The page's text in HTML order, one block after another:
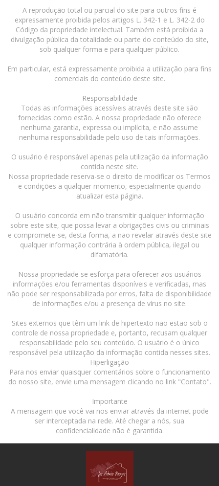
A reprodução total ou parcial do site para outros fins é
expressamente proibida pelos artigos L. 342-1 e L. 342-2 do
Código da propriedade intelectual. Também está proibida a
divulgação pública da totalidade ou parte do conteúdo do site,
sob qualquer forma e para qualquer público.
Em particular, está expressamente proibida a utilização para fins
comerciais do conteúdo deste site.
Responsabilidade
Todas as informações acessíveis através deste site são
fornecidas como estão. A nossa propriedade não oferece
nenhuma garantia, expressa ou implícita, e não assume
nenhuma responsabilidade pelo uso de tais informações.
O usuário é responsável apenas pela utilização da informação
contida neste site.
Nossa propriedade reserva-se o direito de modificar os Termos
e condições a qualquer momento, especialmente quando
atualizar esta página.
O usuário concorda em não transmitir qualquer informação
sobre este site, que possa levar a obrigações civis ou criminais
e compromete-se, desta forma, a não revelar através deste site
qualquer informação contrária à ordem pública, ilegal ou
difamatória.
Nossa propriedade se esforça para oferecer aos usuários
informações e/ou ferramentas disponíveis e verificadas, mas
não pode ser responsabilizada por erros, falta de disponibilidade
de informações e/ou a presença de vírus no site.
Sites externos que têm um link de hipertexto não estão sob o
controle de nossa propriedade e, portanto, recusam qualquer
responsabilidade pelo seu conteúdo. O usuário é o único
responsável pela utilização da informação contida nesses sites.
Hiperligação
Para nos enviar quaisquer comentários sobre o funcionamento
do nosso site, envie uma mensagem clicando no link "Contato".
Importante
A mensagem que você vai nos enviar através da internet pode
ser interceptada na rede. Até chegar a nós, sua
confidencialidade não é garantida.